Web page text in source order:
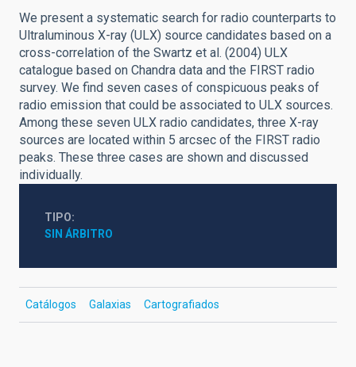
We present a systematic search for radio counterparts to
Ultraluminous X-ray (ULX) source candidates based on a
cross-correlation of the Swartz et al. (2004) ULX
catalogue based on Chandra data and the FIRST radio
survey. We find seven cases of conspicuous peaks of
radio emission that could be associated to ULX sources.
Among these seven ULX radio candidates, three X-ray
sources are located within 5 arcsec of the FIRST radio
peaks. These three cases are shown and discussed
individually.
TIPO
SIN ÁRBITRO
Catálogos Galaxias Cartografiados